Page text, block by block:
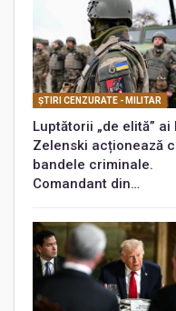
ŞTIRI CENZURATE - MILITAR
Luptătorii „de elită” ai
Zelenski acționează
bandele criminale.
Comandant din…